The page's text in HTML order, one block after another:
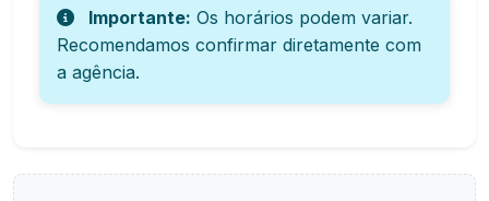
Importante: Os horários podem variar.
Recomendamos confirmar diretamente com
a agência.